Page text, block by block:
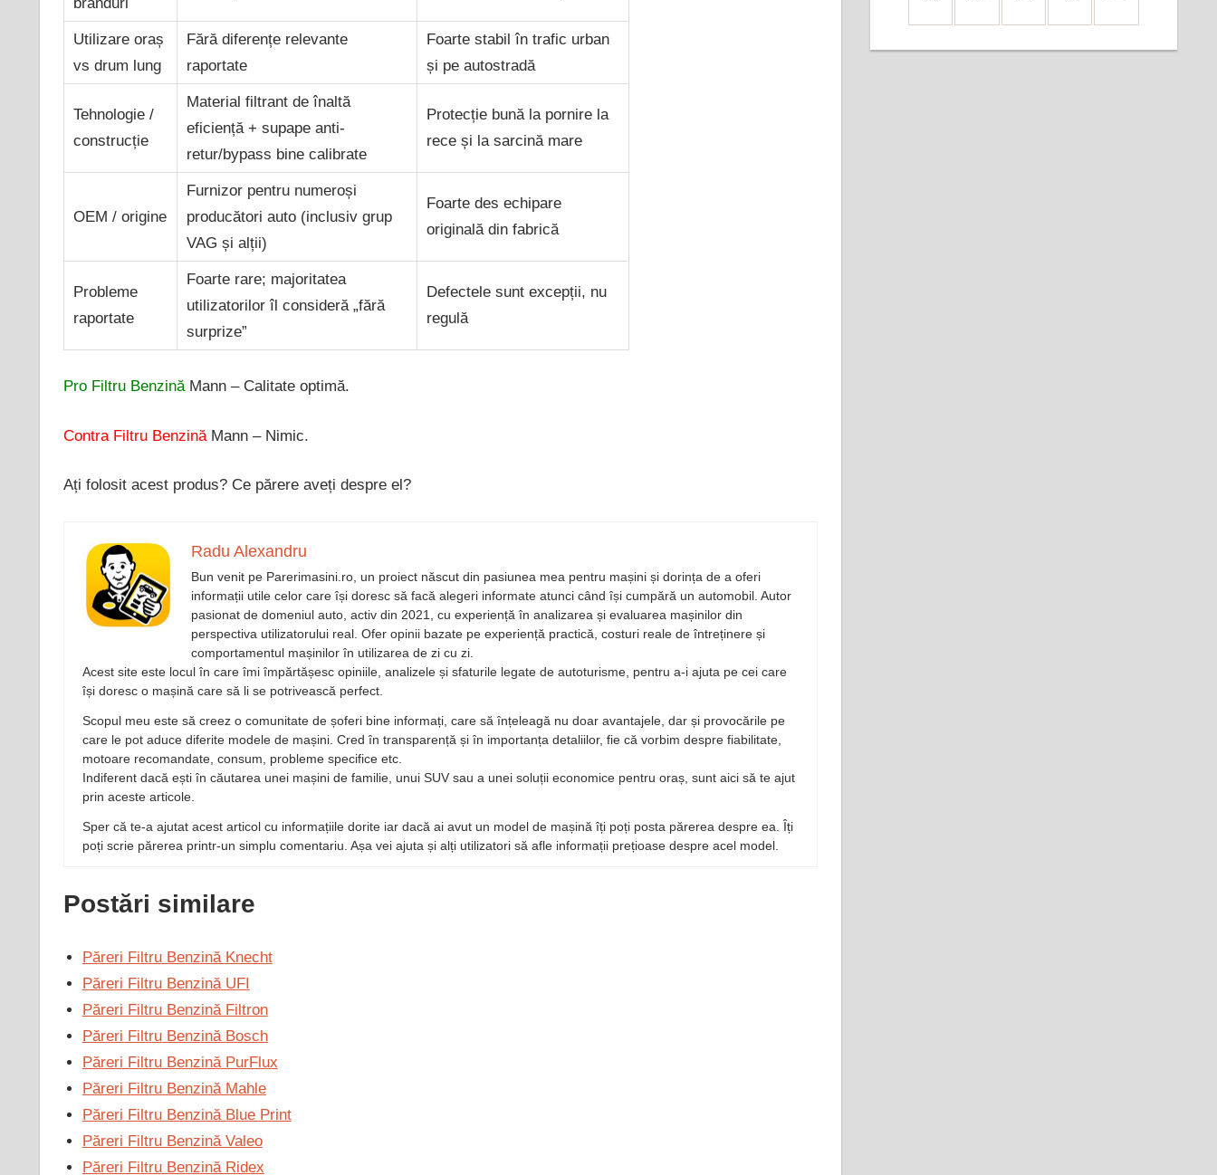
Utilizare oraș
vs drum lung
Fără diferențe relevante
raportate
Foarte stabil în trafic urban
și pe autostradă
Tehnologie /
construcție
Material filtrant de înaltă
eficiență + supape anti-
retur/bypass bine calibrate
Protecție bună la pornire la
rece și la sarcină mare
OEM / origine
Furnizor pentru numeroși
producători auto (inclusiv grup
VAG și alții)
Foarte des echipare
originală din fabrică
Probleme
raportate
Foarte rare; majoritatea
utilizatorilor îl consideră „fără
surprize”
Defectele sunt excepții, nu
regulă
Pro Filtru BenzinăMann – Calitate optimă.
Contra Filtru BenzinăMann – Nimic.
Ați folosit acest produs? Ce părere aveți despre el?
Radu Alexandru
Bun venit pe Parerimasini.ro, un proiect născut din pasiunea mea pentru mașini și dorința de a oferi
informații utile celor care își doresc să facă alegeri informate atunci când își cumpără un automobil. Autor
pasionat de domeniul auto, activ din 2021, cu experiență în analizarea și evaluarea mașinilor din
perspectiva utilizatorului real. Ofer opinii bazate pe experiență practică, costuri reale de întreținere și
comportamentul mașinilor în utilizarea de zi cu zi.
Acest site este locul în care îmi împărtășesc opiniile, analizele și sfaturile legate de autoturisme, pentru a-i ajuta pe cei care
își doresc o mașină care să li se potrivească perfect.
Scopul meu este să creez o comunitate de șoferi bine informați, care să înțeleagă nu doar avantajele, dar și provocările pe
care le pot aduce diferite modele de mașini. Cred în transparență și în importanța detaliilor, fie că vorbim despre fiabilitate,
motoare recomandate, consum, probleme specifice etc.
Indiferent dacă ești în căutarea unei mașini de familie, unui SUV sau a unei soluții economice pentru oraș, sunt aici să te ajut
prin aceste articole.
Sper că te-a ajutat acest articol cu informațiile dorite iar dacă ai avut un model de mașină îți poți posta părerea despre ea. Îți
poți scrie părerea printr-un simplu comentariu. Așa vei ajuta și alți utilizatori să afle informații prețioase despre acel model.
Postări similare
Păreri Filtru Benzină Knecht
Păreri Filtru Benzină UFI
Păreri Filtru Benzină Filtron
Păreri Filtru Benzină Bosch
Păreri Filtru Benzină PurFlux
Păreri Filtru Benzină Mahle
Păreri Filtru Benzină Blue Print
Păreri Filtru Benzină Valeo
Păreri Filtru Benzină Ridex